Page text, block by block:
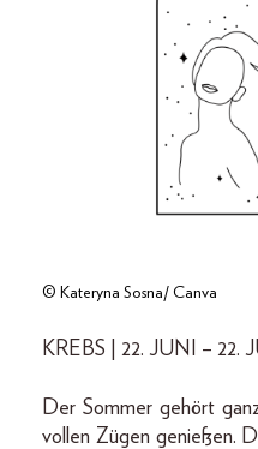
© Kateryna Sosna/ Canva
KREBS | 22. JUNI – 22.
Der Sommer gehört
vollen Zügen genießen.